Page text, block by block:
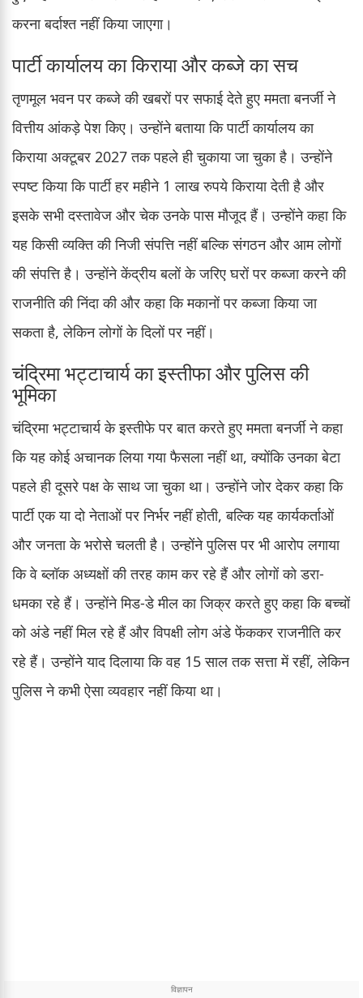
करना बर्दाश्त नहीं किया जाएगा।
पार्टी कार्यालय का किराया और कब्जे का सच
तृणमूल भवन पर कब्जे की खबरों पर सफाई देते हुए ममता बनर्जी ने
वित्तीय आंकड़े पेश किए। उन्होंने बताया कि पार्टी कार्यालय का
किराया अक्टूबर 2027 तक पहले ही चुकाया जा चुका है। उन्होंने
स्पष्ट किया कि पार्टी हर महीने 1 लाख रुपये किराया देती है और
इसके सभी दस्तावेज और चेक उनके पास मौजूद हैं। उन्होंने कहा कि
यह किसी व्यक्ति की निजी संपत्ति नहीं बल्कि संगठन और आम लोगों
की संपत्ति है। उन्होंने केंद्रीय बलों के जरिए घरों पर कब्जा करने की
राजनीति की निंदा की और कहा कि मकानों पर कब्जा किया जा
सकता है, लेकिन लोगों के दिलों पर नहीं।
चंद्रिमा भट्टाचार्य का इस्तीफा और पुलिस की
भूमिका
चंद्रिमा भट्टाचार्य के इस्तीफे पर बात करते हुए ममता बनर्जी ने कहा
कि यह कोई अचानक लिया गया फैसला नहीं था, क्योंकि उनका बेटा
पहले ही दूसरे पक्ष के साथ जा चुका था। उन्होंने जोर देकर कहा कि
पार्टी एक या दो नेताओं पर निर्भर नहीं होती, बल्कि यह कार्यकर्ताओं
और जनता के भरोसे चलती है। उन्होंने पुलिस पर भी आरोप लगाया
कि वे ब्लॉक अध्यक्षों की तरह काम कर रहे हैं और लोगों को डरा-
धमका रहे हैं। उन्होंने मिड-डे मील का जिक्र करते हुए कहा कि बच्चों
को अंडे नहीं मिल रहे हैं और विपक्षी लोग अंडे फेंककर राजनीति कर
रहे हैं। उन्होंने याद दिलाया कि वह 15 साल तक सत्ता में रहीं, लेकिन
पुलिस ने कभी ऐसा व्यवहार नहीं किया था।